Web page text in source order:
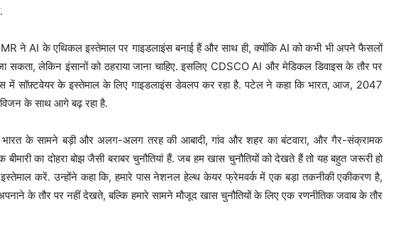
ने AI के एथिकल इस्तेमाल पर गाइडलाइंस बनाई हैं और साथ ही, क्योंकि AI को कभी भी अपने फैसलों
सकता, लेकिन इंसानों को ठहराया जाना चाहिए. इसलिए CDSCO AI और मेडिकल डिवाइस के तौर पर
में सॉफ़्टवेयर के इस्तेमाल के लिए गाइडलाइंस डेवलप कर रहा है. पटेल ने कहा कि भारत, आज, 2047
के साथ आगे बढ़ रहा है.
के सामने बड़ी और अलग-अलग तरह की आबादी, गांव और शहर का बंटवारा, और गैर-संक्रामक
का दोहरा बोझ जैसी बराबर चुनौतियां हैं. जब हम खास चुनौतियों को देखते हैं तो यह बहुत जरूरी हो
इस्तेमाल करें. उन्होंने कहा कि, हमारे पास नेशनल हेल्थ केयर फ्रेमवर्क में एक बड़ा तकनीकी एकीकरण है,
के तौर पर नहीं देखते, बल्कि हमारे सामने मौजूद खास चुनौतियों के लिए एक रणनीतिक जवाब के तौर